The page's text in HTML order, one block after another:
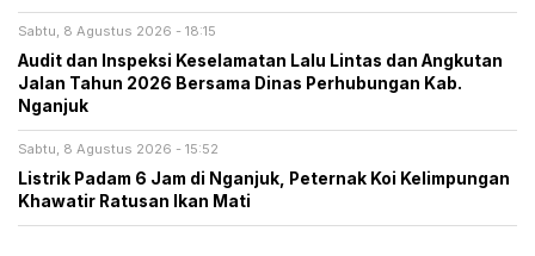
Sabtu, 8 Agustus 2026 - 18:15
Audit dan Inspeksi Keselamatan Lalu Lintas dan Angkutan
Jalan Tahun 2026 Bersama Dinas Perhubungan Kab.
Nganjuk
Sabtu, 8 Agustus 2026 - 15:52
Listrik Padam 6 Jam di Nganjuk, Peternak Koi Kelimpungan
Khawatir Ratusan Ikan Mati